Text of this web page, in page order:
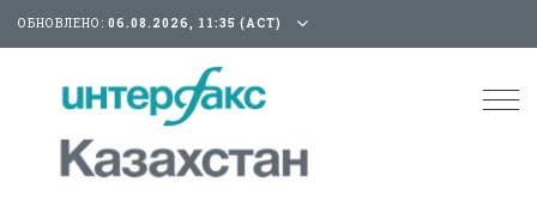
ОБНОВЛЕНО: 06.08.2026, 11:35 (АСТ)